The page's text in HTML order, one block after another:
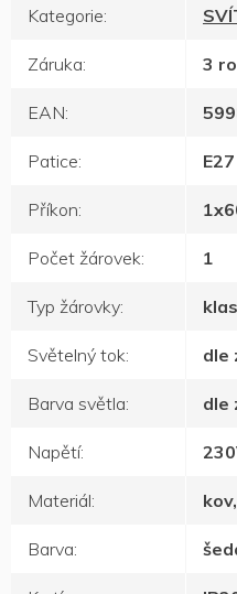
Kategorie:
Záruka: 3
EAN:
Patice: E27
Příkon:
Počet žárovek: 1
Typ žárovky:
Světelný tok: dle
Barva světla: dle
Napětí:
Materiál:
Barva: